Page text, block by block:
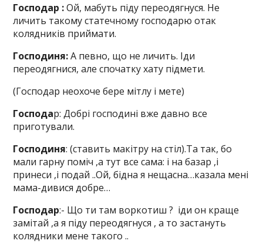
Господар :Ой, мабуть піду переодягнуся. Не
личить такому статечному господарю отак
колядників приймати.
Господиня:А певно, що не личить. Іди
переодягнися, але спочатку хату підмети.
(Господар неохоче бере мітлу і мете)
Господар: Добрі господині вже давно все
приготували.
Господиня: (ставить макітру на стіл).Та так, бо
мали гарну поміч ,а тут все сама: і на базар ,і
принеси ,і подай ..Ой, бідна я нещасна…казала мені
мама-дивися добре…
Господар:- Що ти там воркотиш ? іди он краще
замітай ,а я піду переодягнуся , а то застануть
колядники мене такого ..